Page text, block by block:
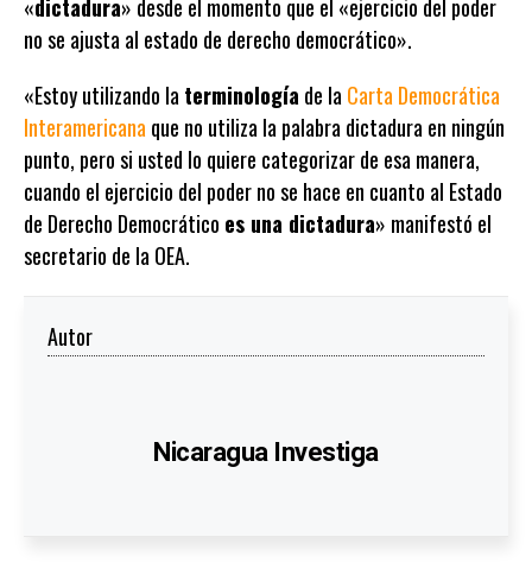
«dictadura» desde el momento que el «ejercicio del poder
no se ajusta al estado de derecho democrático».
«Estoy utilizando laterminología de laCarta Democrática
Interamericanaque no utiliza la palabra dictadura en ningún
punto, pero si usted lo quiere categorizar de esa manera,
cuando el ejercicio del poder no se hace en cuanto al Estado
de Derecho Democrático es una dictadura» manifestó el
secretario de la OEA.
Autor
Nicaragua Investiga